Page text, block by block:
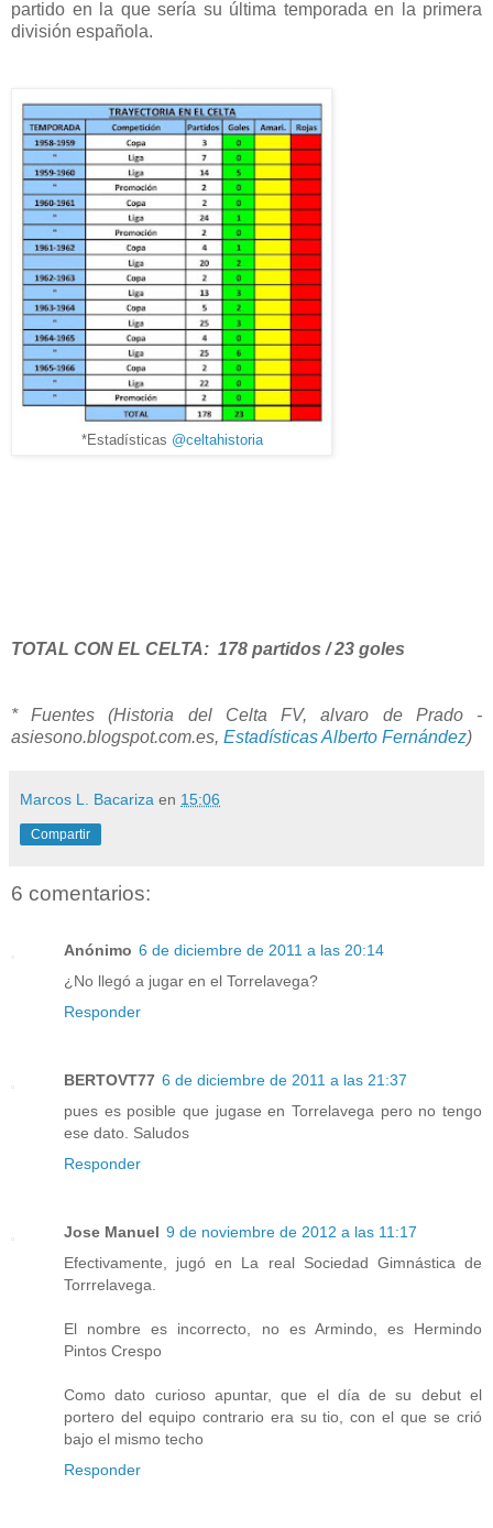
partido en la que sería su última temporada en la primera
división española.
*Estadísticas @celtahistoria
TOTAL CON EL CELTA: 178 partidos / 23 goles
* Fuentes (Historia del Celta FV, alvaro de Prado -
asiesono.blogspot.com.es, Estadísticas Alberto Fernández)
Marcos L. Bacariza en 15:06
Compartir
6 comentarios:
Anónimo 6 de diciembre de 2011 a las 20:14
¿No llegó a jugar en el Torrelavega?
Responder
BERTOVT77 6 de diciembre de 2011 a las 21:37
pues es posible que jugase en Torrelavega pero no tengo
ese dato. Saludos
Responder
Jose Manuel 9 de noviembre de 2012 a las 11:17
Efectivamente, jugó en La real Sociedad Gimnástica de
Torrrelavega.
El nombre es incorrecto, no es Armindo, es Hermindo
Pintos Crespo
Como dato curioso apuntar, que el día de su debut el
portero del equipo contrario era su tio, con el que se crió
bajo el mismo techo
Responder